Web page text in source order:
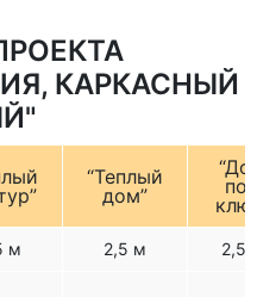
КАРКАСНЫЙ
“Теплый
дом”
м 2,5 м 2,5